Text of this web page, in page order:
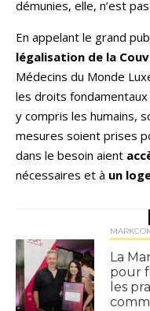
démunies, elle, n’est
En appelant le grand
légalisation de la
Médecins du Monde
les droits
y compris les humains,
mesures soient prises
dans le besoin aient
nécessaires et à un
La
pour
les